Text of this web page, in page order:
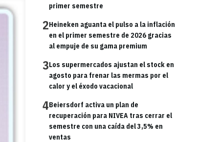
primer semestre
2Heineken aguanta el pulso a la inflación
en el primer semestre de 2026 gracias
al empuje de su gama premium
3Los supermercados ajustan el stock en
agosto para frenar las mermas por el
calor y el éxodo vacacional
4Beiersdorf activa un plan de
recuperación para NIVEA tras cerrar el
semestre con una caída del 3,5% en
ventas